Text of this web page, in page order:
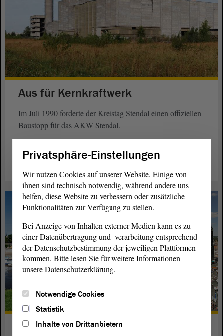
Aus für Kernkraftwerk
Im Juli 1990 forderte der Kreistag Stendal einen offiziellen
Baustopp für das AKW Stendal.
Magdeburg oder Halle?
Privatsphäre-Einstellungen
Wir nutzen Cookies auf unserer Website. Einige von
ihnen sind technisch notwendig, während andere uns
helfen, diese Website zu verbessern oder zusätzliche
Funktionalitäten zur Verfügung zu stellen.
Bei Anzeige von Inhalten externer Medien kann es zu
einer Datenübertragung und -verarbeitung entsprechend
der Datenschutzbestimmung der jeweiligen Plattformen
kommen. Bitte lesen Sie für weitere Informationen
unsere Datenschutzerklärung.
Notwendige Cookies
Statistik
Inhalte von Drittanbietern